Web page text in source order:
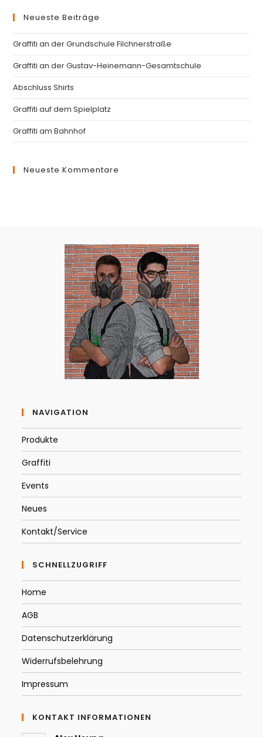
Neueste Beiträge
Graffiti an der Grundschule Filchnerstraße
Graffiti an der Gustav-Heinemann-Gesamtschule
Abschluss Shirts
Graffiti auf dem Spielplatz
Graffiti am Bahnhof
Neueste Kommentare
NAVIGATION
Produkte
Graffiti
Events
Neues
Kontakt/Service
SCHNELLZUGRIFF
Home
AGB
Datenschutzerklärung
Widerrufsbelehrung
Impressum
KONTAKT INFORMATIONEN